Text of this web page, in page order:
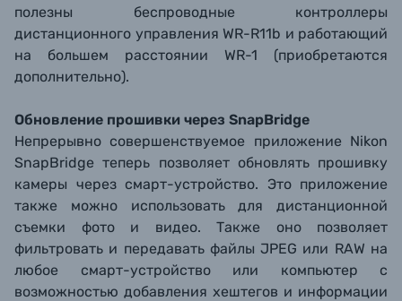
полезны беспроводные контроллеры
дистанционного управления WR-R11b и работающий
на большем расстоянии WR-1 (приобретаются
дополнительно).
Обновление прошивки через SnapBridge
Непрерывно совершенствуемое приложение Nikon
SnapBridge теперь позволяет обновлять прошивку
камеры через смарт-устройство. Это приложение
также можно использовать для дистанционной
съемки фото и видео. Также оно позволяет
фильтровать и передавать файлы JPEG или RAW на
любое смарт-устройство или компьютер с
возможностью добавления хештегов и информации